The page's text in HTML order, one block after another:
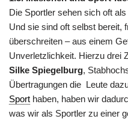
Die Sportler sehen sich oft
Und sie sind oft selbst bereit,
überschreiten – aus einem
Unverletzlichkeit. Hierzu drei
Silke Spiegelburg,
Übertragungen die Leute
Sport haben, haben wir
was wir als Sportler zu einer